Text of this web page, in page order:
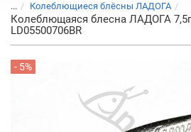
... Колеблющиеся блёсны ЛАДОГА
Колеблющаяся блесна ЛАДОГА
LD05500706BR
- 5%